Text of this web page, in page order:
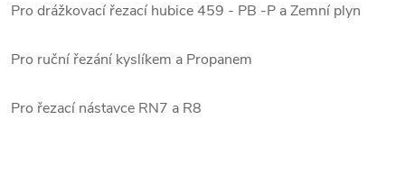
Pro drážkovací řezací hubice 459 - PB -P a Zemní plyn
Pro ruční řezání kyslíkem a Propanem
Pro řezací nástavce RN7 a R8